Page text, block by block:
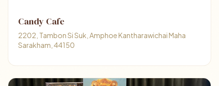
Candy Cafe
2202, Tambon Si Suk, Amphoe Kantharawichai Maha
Sarakham, 44150